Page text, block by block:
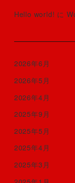
Hello world! に
2026年6月
2026年5月
2026年4月
2025年9月
2025年5月
2025年4月
2025年3月